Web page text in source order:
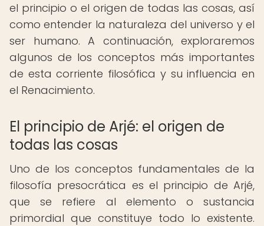
el principio o el origen de todas las cosas, así
como entender la naturaleza del universo y el
ser humano. A continuación, exploraremos
algunos de los conceptos más importantes
de esta corriente filosófica y su influencia en
el Renacimiento.
El principio de Arjé: el origen de
todas las cosas
Uno de los conceptos fundamentales de la
filosofía presocrática es el principio de Arjé,
que se refiere al elemento o sustancia
primordial que constituye todo lo existente.